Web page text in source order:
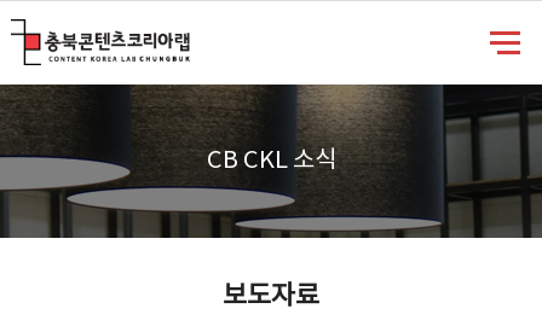
CB CKL 소식
보도자료